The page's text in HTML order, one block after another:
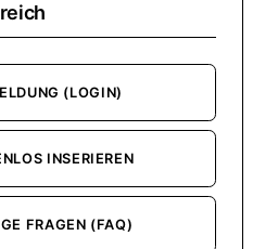
(LOGIN)
INSERIEREN
FRAGEN (FAQ)